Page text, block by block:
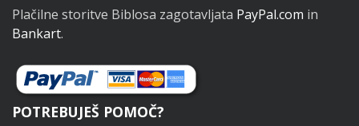
Plačilne storitve Biblosa zagotavljata PayPal.com in
Bankart.
POTREBUJEŠ POMOČ?